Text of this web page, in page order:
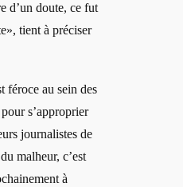
d’un doute, ce fut
tient à préciser
féroce au sein des
s’approprier
journalistes de
malheur, c’est
à